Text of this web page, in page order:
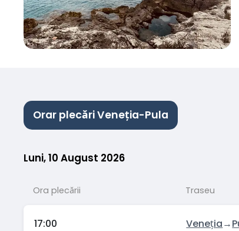
Orar plecări Veneția-Pula
Luni, 10 August 2026
Ora plecării Traseu
17:00 Veneția→